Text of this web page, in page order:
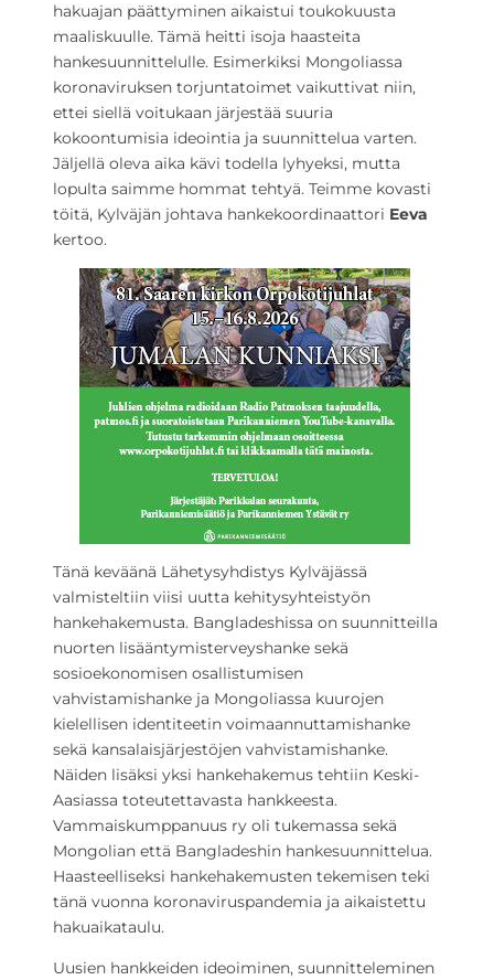
hakuajan päättyminen aikaistui toukokuusta
maaliskuulle. Tämä heitti isoja haasteita
hankesuunnittelulle. Esimerkiksi Mongoliassa
koronaviruksen torjuntatoimet vaikuttivat niin,
ettei siellä voitukaan järjestää suuria
kokoontumisia ideointia ja suunnittelua varten.
Jäljellä oleva aika kävi todella lyhyeksi, mutta
lopulta saimme hommat tehtyä. Teimme kovasti
töitä, Kylväjän johtava hankekoordinaattori Eeva
kertoo.
Tänä keväänä Lähetysyhdistys Kylväjässä
valmisteltiin viisi uutta kehitysyhteistyön
hankehakemusta. Bangladeshissa on suunnitteilla
nuorten lisääntymisterveyshanke sekä
sosioekonomisen osallistumisen
vahvistamishanke ja Mongoliassa kuurojen
kielellisen identiteetin voimaannuttamishanke
sekä kansalaisjärjestöjen vahvistamishanke.
Näiden lisäksi yksi hankehakemus tehtiin Keski-
Aasiassa toteutettavasta hankkeesta.
Vammaiskumppanuus ry oli tukemassa sekä
Mongolian että Bangladeshin hankesuunnittelua.
Haasteelliseksi hankehakemusten tekemisen teki
tänä vuonna koronaviruspandemia ja aikaistettu
hakuaikataulu.
Uusien hankkeiden ideoiminen, suunnitteleminen